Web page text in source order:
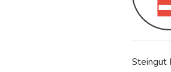
Steingut